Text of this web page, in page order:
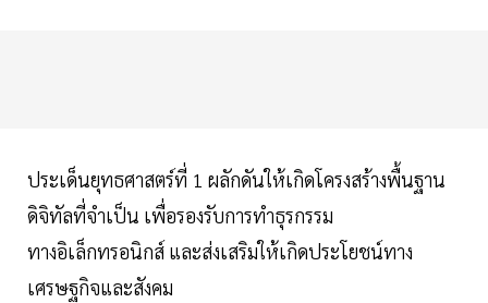
ประเด็นยุทธศาสตร์ที่ 1 ผลักดันให้เกิดโครงสร้างพื้นฐาน
ดิจิทัลที่จำเป็น เพื่อรองรับการทำธุรกรรม
ทางอิเล็กทรอนิกส์ และส่งเสริมให้เกิดประโยชน์ทาง
เศรษฐกิจและสังคม